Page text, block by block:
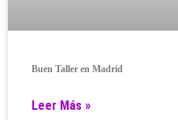
Buen Taller en Madrid
Leer Más »